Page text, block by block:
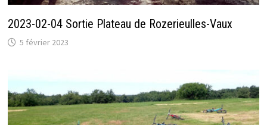
2023-02-04 Sortie Plateau de Rozerieulles-Vaux
5 février 2023